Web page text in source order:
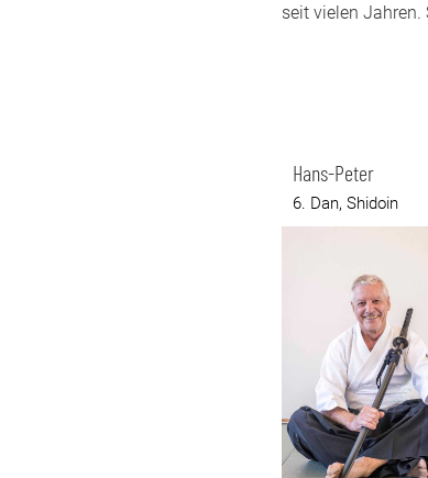
seit vielen Jahren.
Hans-Peter
6. Dan, Shidoin